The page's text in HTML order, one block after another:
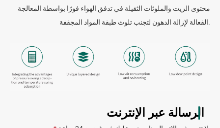
محتوى الزيت والملوثات الثقيلة في تدفق الهواء فورًا بواسطة المعالجة
الفعالة لإزالة الدهون لتجنب تلوث طبقة المواد المجففة.
الرسالة عبر الإنترنت